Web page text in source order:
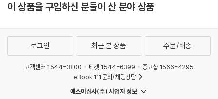
이 상품을 구입하신 분들이 산 분야 상품
로그인 최근 본 상품 주문/배송
고객센터 1544-3800 티켓 1544-6399
중고샵 1566-4295
eBook 1:1문의/채팅상담
예스이십사(주) 사업자 정보